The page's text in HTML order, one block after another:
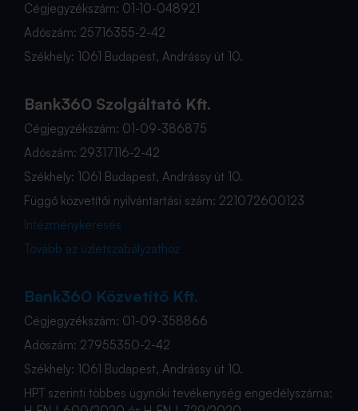
Cégjegyzékszám: 01-10-048921
Adószám: 25716355-2-42
Székhely: 1061 Budapest, Andrássy út 10.
Bank360 Szolgáltató Kft.
Cégjegyzékszám: 01-09-386875
Adószám: 29317116-2-42
Székhely: 1061 Budapest, Andrássy út 10.
Függő közvetítői nyilvántartási szám: 221072600123
Intézménykeresés
Tovább az üzletszabályzathoz
Bank360 Közvetítő Kft.
Cégjegyzékszám: 01-09-358866
Adószám: 27955350-2-42
Székhely: 1061 Budapest, Andrássy út 10.
HPT szerinti többes ügynöki tevékenység engedélyszáma: